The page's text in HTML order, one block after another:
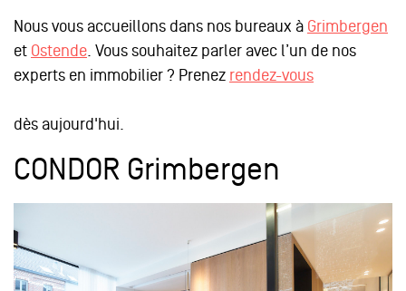
Nous vous accueillons dans nos bureaux à Grimbergen
et Ostende . Vous souhaitez parler avec l’un de nos
experts en immobilier ? Prenez rendez-vous
dès aujourd'hui.
CONDOR Grimbergen